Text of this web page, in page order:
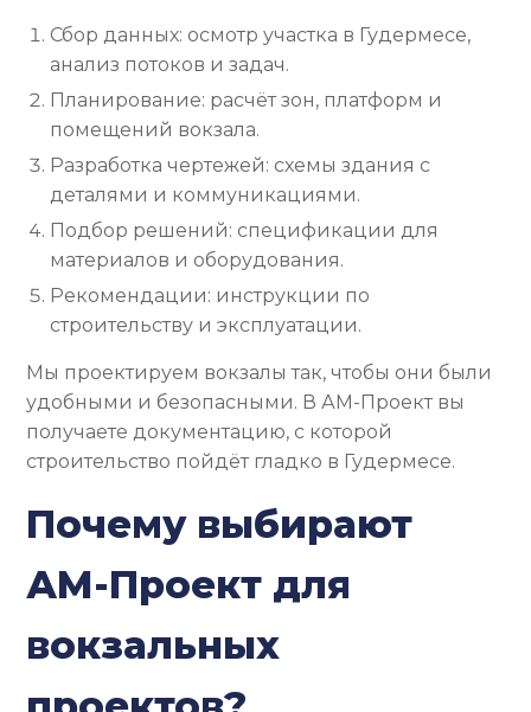
Сбор данных: осмотр участка в Гудермесе,
анализ потоков и задач.
Планирование: расчёт зон, платформ и
помещений вокзала.
Разработка чертежей: схемы здания с
деталями и коммуникациями.
Подбор решений: спецификации для
материалов и оборудования.
Рекомендации: инструкции по
строительству и эксплуатации.
Мы проектируем вокзалы так, чтобы они были
удобными и безопасными. В АМ-Проект вы
получаете документацию, с которой
строительство пойдёт гладко в Гудермесе.
Почему выбирают
АМ-Проект для
вокзальных